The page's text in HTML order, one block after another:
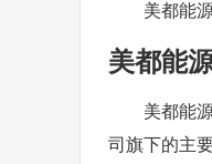
美都能
美都能
美都能
司旗下的主